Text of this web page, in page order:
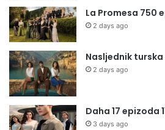
La Promesa 750
2 days ago
Nasljednik
2 days ago
Daha 17 epizoda
3 days ago